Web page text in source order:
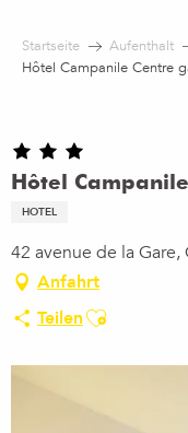
contenu
Startseite Aufenthalt
Hôtel Campanile Centre
Hôtel
HOTEL
42 avenue de la Gare,
Anfahrt
TeilenAjouter aux